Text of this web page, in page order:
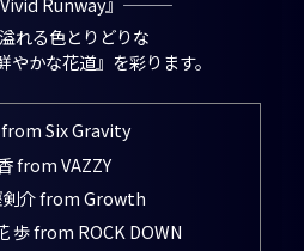
れる色とりどりな
かな花道』を彩ります。
Six Gravity
from VAZZY
介 from Growth
from ROCK DOWN